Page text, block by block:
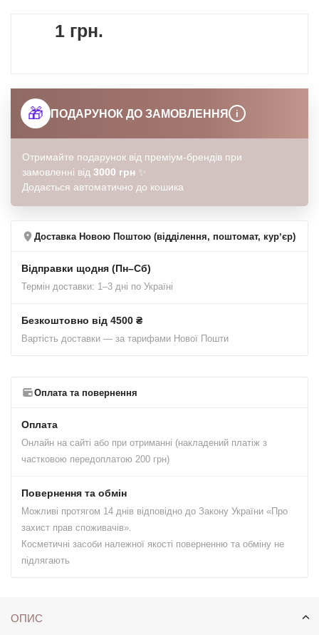
Подарунок додається автоматично до кошика після досягнення
необхідної суми замовлення.
1 грн.
🎁 ПОДАРУНОК ДО ЗАМОВЛЕННЯ i
Отримайте подарунок від преміум-брендів при
замовленні від 3000 грн ✨
Додається автоматично до кошика
Доставка Новою Поштою (відділення, поштомат, курʼєр)
Відправки щодня (Пн–Сб)
Термін доставки: 1–3 дні по Україні
Безкоштовно від 4500 ₴
Вартість доставки — за тарифами Нової Пошти
Оплата та повернення
Оплата
Онлайн на сайті або при отриманні (накладений платіж з
частковою передоплатою 200 грн)
Повернення та обмін
Можливі протягом 14 днів відповідно до Закону України «Про
захист прав споживачів».
Косметичні засоби належної якості поверненню та обміну не
підлягають
ОПИС